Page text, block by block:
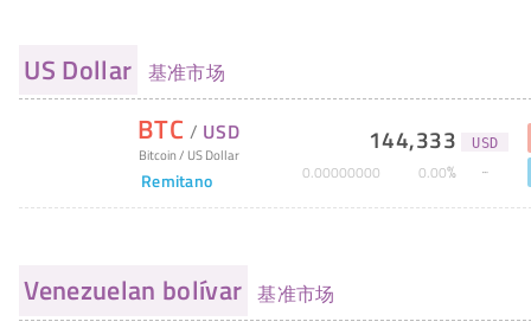
US Dollar 基准市场
BTC / USD
Bitcoin/ US Dollar
Remitano
144,333 USD
0.00000000 0.00%
Venezuelan bolívar 基准市场